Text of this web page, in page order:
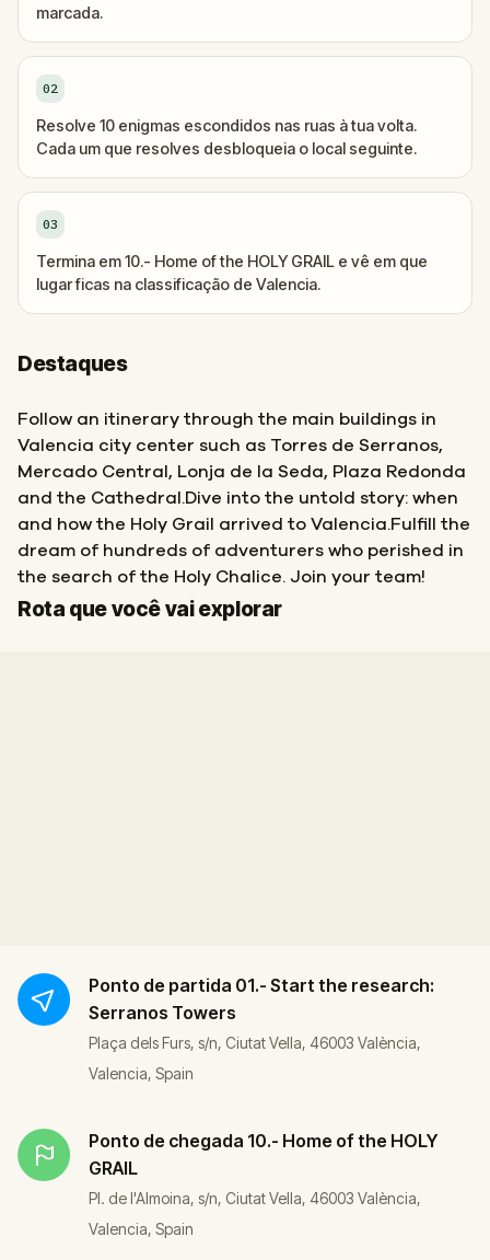
marcada.
02
Resolve 10 enigmas escondidos nas ruas à tua volta.
Cada um que resolves desbloqueia o local seguinte.
03
Termina em 10.- Home of the HOLY GRAIL e vê em que
lugar ficas na classificação de Valencia.
Destaques
Follow an itinerary through the main buildings in
Valencia city center such as Torres de Serranos,
Mercado Central, Lonja de la Seda, Plaza Redonda
and the Cathedral.Dive into the untold story: when
and how the Holy Grail arrived to Valencia.Fulfill the
dream of hundreds of adventurers who perished in
the search of the Holy Chalice. Join your team!
Rota que você vai explorar
Início
Fim
Ponto de partida 01.- Start the research:
Serranos Towers
Plaça dels Furs, s/n, Ciutat Vella, 46003 València,
Valencia, Spain
Ponto de chegada 10.- Home of the HOLY
GRAIL
Pl. de l'Almoina, s/n, Ciutat Vella, 46003 València,
Valencia, Spain